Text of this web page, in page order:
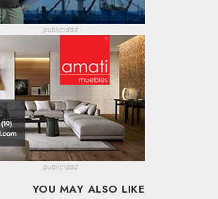
publicidad
publicidad
YOU MAY ALSO LIKE